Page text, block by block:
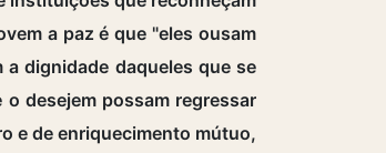
a paz é que "eles ousam
dignidade daqueles que se
desejem possam regressar
e de enriquecimento mútuo,